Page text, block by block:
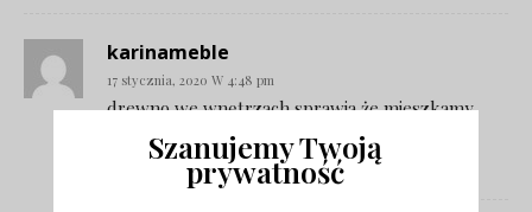
karinameble
17 stycznia, 2020 W 4:48 pm
drewno we wnętrzach sprawia że mieszkamy
zdecydowanie bliżej natury
Szanujemy Twoją
prywatność